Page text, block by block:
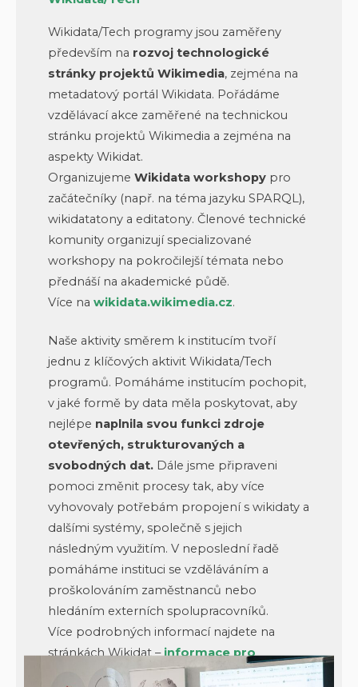
Wikidata/Tech programy jsou zaměřeny
především na rozvoj technologické
stránky projektů Wikimedia, zejména na
metadatový portál Wikidata. Pořádáme
vzdělávací akce zaměřené na technickou
stránku projektů Wikimedia a zejména na
aspekty Wikidat.
Organizujeme Wikidata workshopy pro
začátečníky (např. na téma jazyku SPARQL),
wikidatatony a editatony. Členové technické
komunity organizují specializované
workshopy na pokročilejší témata nebo
přednáší na akademické půdě.
Více na wikidata.wikimedia.cz.
Naše aktivity směrem k institucím tvoří
jednu z klíčových aktivit Wikidata/Tech
programů. Pomáháme institucím pochopit,
v jaké formě by data měla poskytovat, aby
nejlépe naplnila svou funkci zdroje
otevřených, strukturovaných a
svobodných dat. Dále jsme připraveni
pomoci změnit procesy tak, aby více
vyhovovaly potřebám propojení s wikidaty a
dalšími systémy, společně s jejich
následným využitím. V neposlední řadě
pomáháme instituci se vzděláváním a
proškolováním zaměstnanců nebo
hledáním externích spolupracovníků.
Více podrobných informací najdete na
stránkách Wikidat –informace pro
instituce.